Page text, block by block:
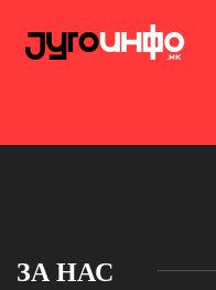
ЗА НАС